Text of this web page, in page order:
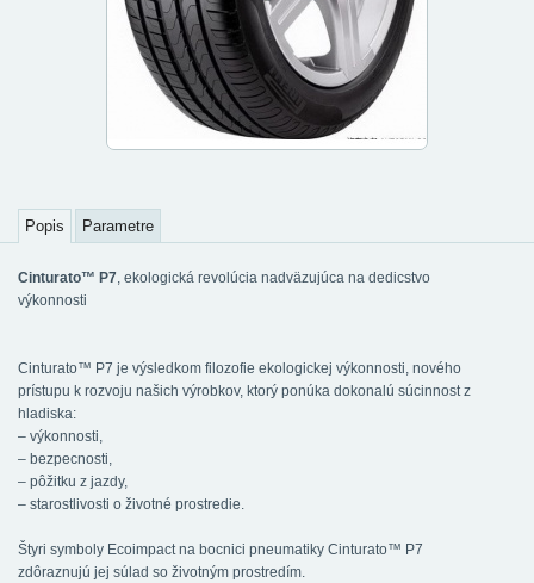
Popis Parametre
Cinturato™ P7, ekologická revolúcia nadväzujúca na dedicstvo
výkonnosti
Cinturato™ P7 je výsledkom filozofie ekologickej výkonnosti, nového
prístupu k rozvoju našich výrobkov, ktorý ponúka dokonalú súcinnost z
hladiska:
– výkonnosti,
– bezpecnosti,
– pôžitku z jazdy,
– starostlivosti o životné prostredie.
Štyri symboly Ecoimpact na bocnici pneumatiky Cinturato™ P7
zdôraznujú jej súlad so životným prostredím.